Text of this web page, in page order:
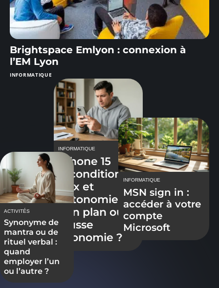
Brightspace Emlyon : connexion à
l’EM Lyon
INFORMATIQUE
INFORMATIQUE
IPhone 15
reconditionné
Prix et
autonomie :
bon plan ou
fausse
économie ?
INFORMATIQUE
MSN sign in :
accéder à votre
compte
Microsoft
ACTIVITÉS
Synonyme de
mantra ou de
rituel verbal :
quand
employer l’un
ou l’autre ?